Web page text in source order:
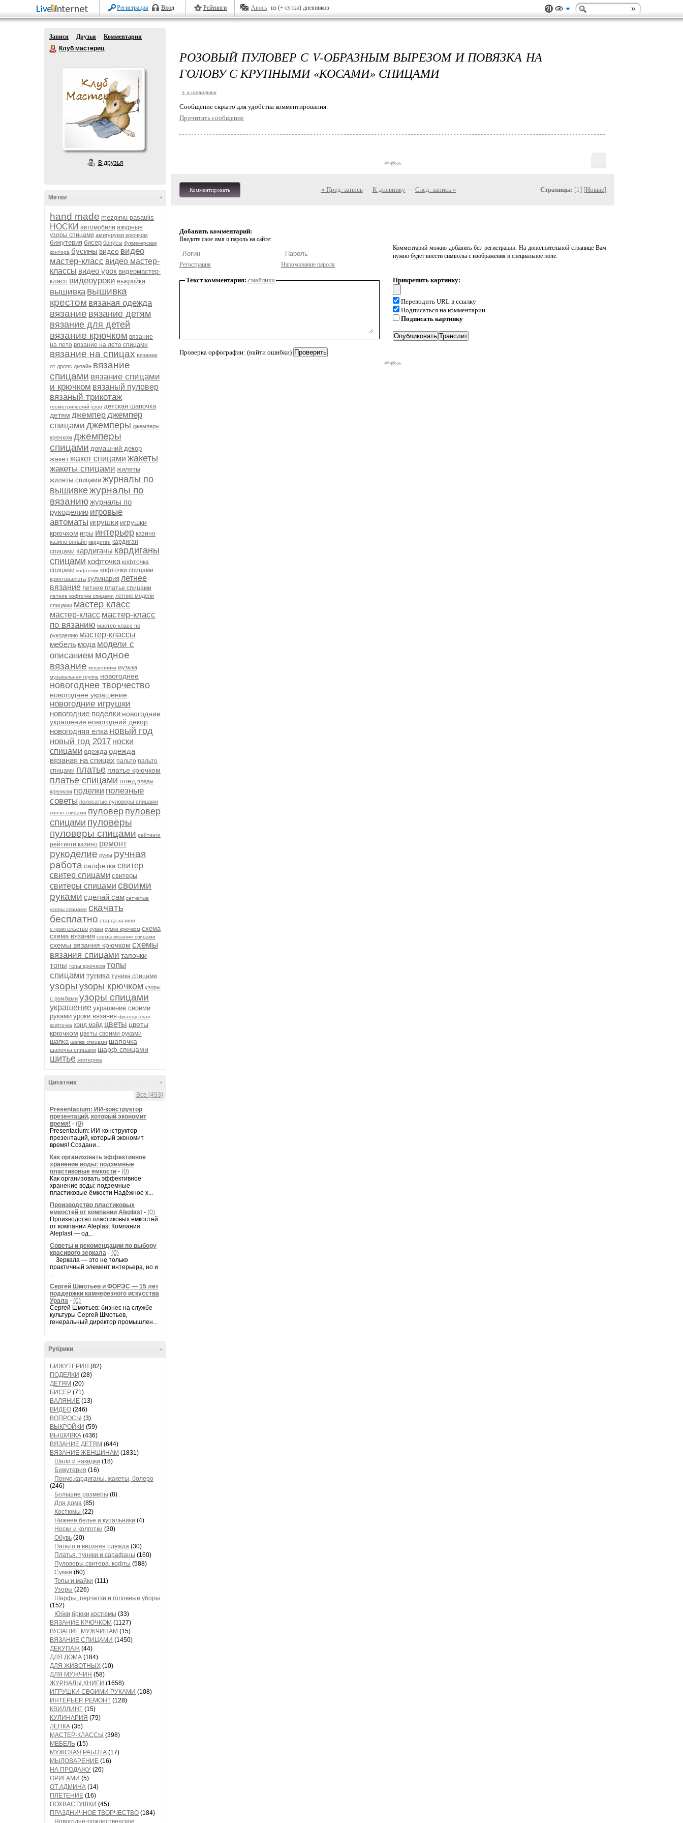
Регистрация Вход Рейтинги Авось из (+ сутки) дневников
Записи Друзья
Комментарии
Клуб мастериц
В друзья
-
Метки
hand made mezginiu pasaulis
НОСКИ автомобили ажурные
узоры спицами амигуруми крючком
бижутерия бисер бонусы букмекерская
контора бусины видео видео
мастер-класс видео мастер-
классы видео урок видеомастер-
класс видеоуроки выкройка
вышивка вышивка
крестом вязаная одежда
вязание вязание детям
вязание для детей
вязание крючком вязание
на лето вязание на лето спицами
вязание на спицах вязание
от дропс дизайн вязание
спицами вязание спицами
и крючком вязаный пуловер
вязаный трикотаж
геометрический узор детская шапочка
детям джемперджемпер
спицами джемперы джемперы
крючком джемперы
спицами домашний декор
жакетжакет спицами жакеты
жакеты спицами жилеты
жилеты спицами журналы по
вышивкежурналы по
вязаниюжурналы по
рукоделию игровые
автоматы игрушки игрушки
крючком игры интерьер казино
казино онлайн кардиган кардиган
спицами кардиганы кардиганы
спицами кофточка кофточка
спицами кофточки кофточки спицами
криптовалюта кулинария летнее
вязание летнее платье спицами
летние кофточки спицами летние модели
спицами мастер класс
мастер-класс мастер-класс
по вязанию мастер-класс по
рукоделию мастер-классы
мебель мода модели с
описанием модное
вязание мошенники музыка
музыкальная группа новогоднее
новогоднее творчество
новогоднее украшение
новогодние игрушки
новогодние поделки новогодние
украшения новогодний декор
новогодняя елка новый год
новый год 2017 носки
спицами одежда одежда
вязаная на спицах пальто пальто
спицами платье платье крючком
платье спицами плед пледы
крючком поделки полезные
советы полосатые пуловеры спицами
пончо спицами пуловер пуловер
спицами пуловеры
пуловеры спицами рейтинги
рейтинги казино ремонт
рукоделие руны ручная
работа салфетка свитер
свитер спицами свитеры
свитеры спицами своими
руками сделай сам сетчатые
узоры спицами скачать
бесплатно старда казино
строительство сумки сумки крючком схема
схема вязания схемы вязание спицами
схемы вязания крючком схемы
вязания спицами тапочки
топы топы крючком топы
спицами туника туника спицами
узоры узоры крючком узоры
с ромбами узоры спицами
украшение украшение своими
руками уроки вязания французская
кофточка хэнд мэйд цветы цветы
крючком цветы своими руками
шапка шапка спицами шапочка
шапочка спицами шарф спицами
шитье эзотерика
-
Цитатник
Все (493)
Presentacium: ИИ‑конструктор
презентаций, который экономит
время! - (0)
Presentacium: ИИ‑конструктор
презентаций, который экономит
время! Создани...
Как организовать эффективное
хранение воды: подземные
пластиковые ёмкости - (0)
Как организовать эффективное
хранение воды: подземные
пластиковые ёмкости Надёжное х...
Производство пластиковых
емкостей от компании Aleplast - (0)
Производство пластиковых емкостей
от компании Aleplast Компания
Aleplast — од...
Советы и рекомендации по выбору
красивого зеркала - (0)
Зеркала — это не только
практичный элемент интерьера, но и
...
Сергей Шмотьев и ФОРЭС — 15 лет
поддержки камнерезного искусства
Урала - (0)
Сергей Шмотьев: бизнес на службе
культуры Сергей Шмотьев,
генеральный директор промышлен...
-
Рубрики
БИЖУТЕРИЯ (82)
ПОДЕЛКИ (28)
ДЕТЯМ (20)
БИСЕР (71)
ВАЛЯНИЕ (13)
ВИДЕО (246)
ВОПРОСЫ (3)
ВЫКРОЙКИ (59)
ВЫШИВКА (436)
ВЯЗАНИЕ ДЕТЯМ (644)
ВЯЗАНИЕ ЖЕНЩИНАМ (1831)
Шали и накидки (18)
Бижутерия (16)
Пончо,кардиганы, жакеты, болеро
(246)
Большие размеры (8)
Для дома (85)
Костюмы (22)
Нижнее белье и купальники (4)
Носки и колготки (30)
Обувь (20)
Пальто и верхняя одежда (30)
Платья, туники и сарафаны (160)
Пуловеры,свитера, кофты (588)
Сумки (60)
Топы и майки (111)
Узоры (226)
Шарфы, перчатки и головные уборы
(152)
Юбки,брюки,костюмы (33)
ВЯЗАНИЕ КРЮЧКОМ (1127)
ВЯЗАНИЕ МУЖЧИНАМ (15)
ВЯЗАНИЕ СПИЦАМИ (1450)
ДЕКУПАЖ (44)
ДЛЯ ДОМА (184)
ДЛЯ ЖИВОТНЫХ (10)
ДЛЯ МУЖЧИН (58)
ЖУРНАЛЫ,КНИГИ (1658)
ИГРУШКИ СВОИМИ РУКАМИ (108)
ИНТЕРЬЕР, РЕМОНТ (128)
КВИЛЛИНГ (15)
КУЛИНАРИЯ (79)
ЛЕПКА (35)
МАСТЕР-КЛАССЫ (398)
МЕБЕЛЬ (15)
МУЖСКАЯ РАБОТА (17)
МЫЛОВАРЕНИЕ (16)
НА ПРОДАЖУ (26)
ОРИГАМИ (5)
ОТ АДМИНА (14)
ПЛЕТЕНИЕ (16)
ПОХВАСТУШКИ (45)
ПРАЗДНИЧНОЕ ТВОРЧЕСТВО (184)
Новогодне-рождественское
РОЗОВЫЙ ПУЛОВЕР С V-ОБРАЗНЫМ ВЫРЕЗОМ И ПОВЯЗКА НА
ГОЛОВУ С КРУПНЫМИ «КОСАМИ» СПИЦАМИ
+ в цитатник
Cообщение скрыто для удобства комментирования.
Прочитать сообщение
Комментировать « Пред. запись— К дневнику — След. запись » Страницы: [1] [Новые]
Добавить комментарий:
Введите свое имя и пароль на сайте:
Регистрация Напоминание пароля
Комментарий можно добавить без регистрации. На дополнительной странице Вам
нужно будет ввести символы с изображения в специальное поле.
Текст комментария: смайлики
Проверка орфографии: (найти ошибки)
Прикрепить картинку:
Переводить URL в ссылку
Подписаться на комментарии
Подписать картинку